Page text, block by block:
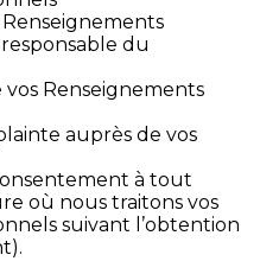
du
Renseignements
auprès de vos
à tout
où nous traitons vos
suivant l’obtention